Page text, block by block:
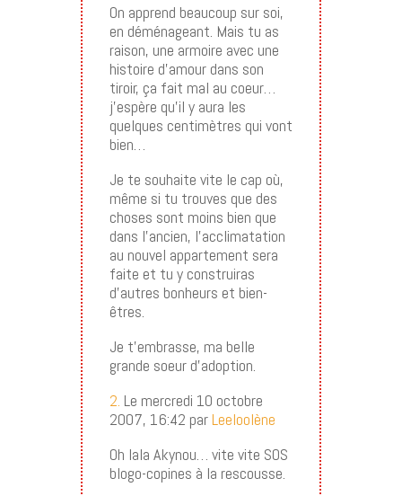
On apprend beaucoup sur soi,
en déménageant. Mais tu as
raison, une armoire avec une
histoire d’amour dans son
tiroir, ça fait mal au coeur…
j’espère qu’il y aura les
quelques centimètres qui vont
bien…
Je te souhaite vite le cap où,
même si tu trouves que des
choses sont moins bien que
dans l’ancien, l’acclimatation
au nouvel appartement sera
faite et tu y construiras
d’autres bonheurs et bien-
êtres.
Je t’embrasse, ma belle
grande soeur d’adoption.
2. Le mercredi 10 octobre
2007, 16:42 parLeeloolène
Oh lala Akynou… vite vite SOS
blogo-copines à la rescousse.